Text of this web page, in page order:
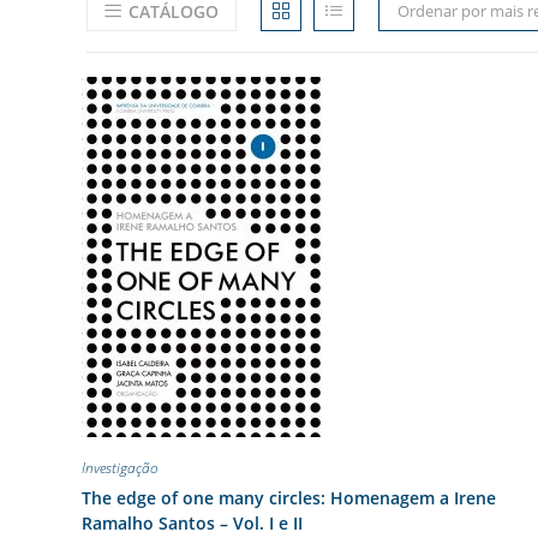
CATÁLOGO Ordenar por mais
Investigação
The edge of one many circles: Homenagem a Irene
Ramalho Santos – Vol. I e II